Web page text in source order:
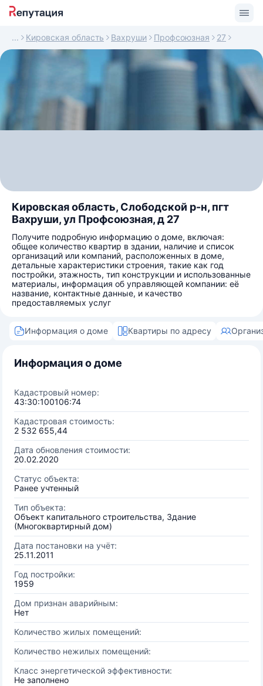
Кировская область Вахруши Профсоюзная 27
Кировская область, Слободской р-н, пгт
Вахруши, ул Профсоюзная, д 27
Получите подробную информацию о доме, включая:
общее количество квартир в здании, наличие и список
организаций или компаний, расположенных в доме,
детальные характеристики строения, такие как год
постройки, этажность, тип конструкции и использованные
материалы, информация об управляющей компании: её
название, контактные данные, и качество
предоставляемых услуг
Информация о доме Квартиры по адресу
Информация о доме
Кадастровый номер:
43:30:100106:74
Кадастровая стоимость:
2 532 655,44
Дата обновления стоимости:
20.02.2020
Статус объекта:
Ранее учтенный
Тип объекта:
Объект капитального строительства, Здание
(Многоквартирный дом)
Дата постановки на учёт:
25.11.2011
Год постройки:
1959
Дом признан аварийным:
Нет
Количество жилых помещений:
Количество нежилых помещений:
Класс энергетической эффективности:
Не заполнено